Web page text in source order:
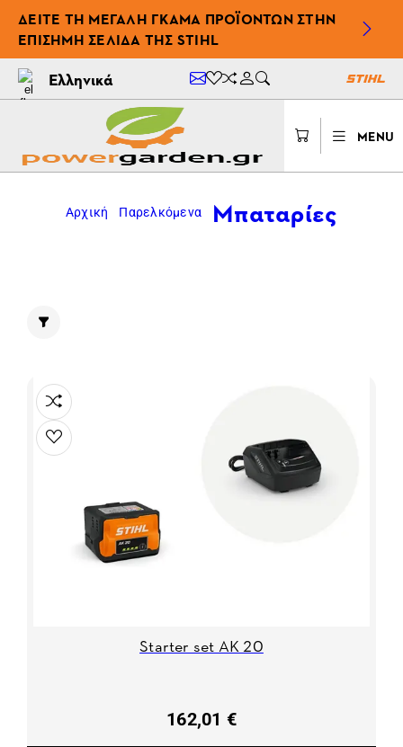
ΔΕΊΤΕ ΤΗ ΜΕΓΆΛΗ ΓΚΆΜΑ ΠΡΟΪΌΝΤΩΝ ΣΤΗΝ
ΕΠΊΣΗΜΗ ΣΕΛΊΔΑ ΤΗΣ STIHL
Ελληνικά
MENU
Αρχική Παρελκόμενα Μπαταρίες
Starter set AK 20
162,01 €